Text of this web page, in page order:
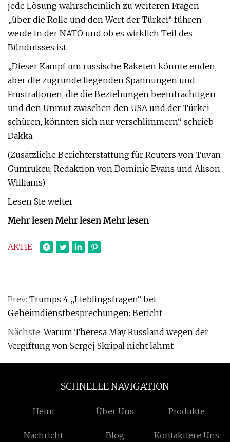
jede Lösung wahrscheinlich zu weiteren Fragen
„über die Rolle und den Wert der Türkei“ führen
werde in der NATO und ob es wirklich Teil des
Bündnisses ist.
„Dieser Kampf um russische Raketen könnte enden,
aber die zugrunde liegenden Spannungen und
Frustrationen, die die Beziehungen beeinträchtigen
und den Unmut zwischen den USA und der Türkei
schüren, könnten sich nur verschlimmern“, schrieb
Dakka.
(Zusätzliche Berichterstattung für Reuters von Tuvan
Gumrukcu; Redaktion von Dominic Evans und Alison
Williams)
Lesen Sie weiter
Mehr lesen Mehr lesen Mehr lesen
AKTIE
Prev: Trumps 4 „Lieblingsfragen“ bei
Geheimdienstbesprechungen: Bericht
Nächste:Warum Theresa May Russland wegen der
Vergiftung von Sergej Skripal nicht lähmt
SCHNELLE NAVIGATION
Heim Über Uns Produkte
Nachricht Blog Kontaktiere Uns